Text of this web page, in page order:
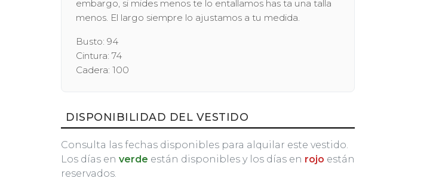
embargo, si mides menos te lo entallamos has ta una talla
menos. El largo siempre lo ajustamos a tu medida.
Busto: 94
Cintura: 74
Cadera: 100
DISPONIBILIDAD DEL VESTIDO
Consulta las fechas disponibles para alquilar este vestido.
Los días en verde están disponibles y los días en rojo están
reservados.